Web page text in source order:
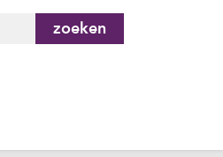
zoeken